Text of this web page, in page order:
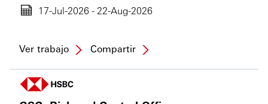
17-Jul-2026 - 22-Aug-2026
Ver trabajo Compartir